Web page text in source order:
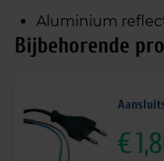
Aluminium
Bijbehorende
€